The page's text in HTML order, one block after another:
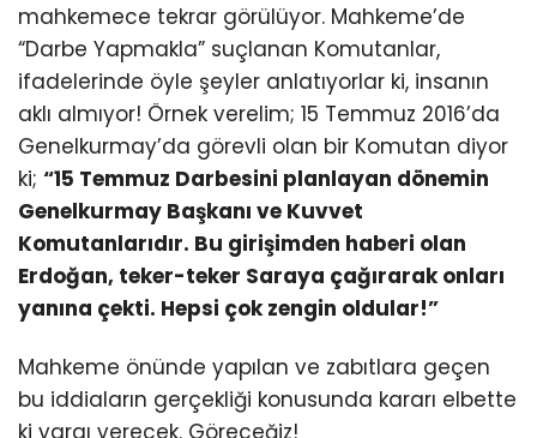
mahkemece tekrar görülüyor. Mahkeme’de
“Darbe Yapmakla” suçlanan Komutanlar,
ifadelerinde öyle şeyler anlatıyorlar ki, insanın
aklı almıyor! Örnek verelim; 15 Temmuz 2016’da
Genelkurmay’da görevli olan bir Komutan diyor
ki; “15 Temmuz Darbesini planlayan dönemin
Genelkurmay Başkanı ve Kuvvet
Komutanlarıdır. Bu girişimden haberi olan
Erdoğan, teker-teker Saraya çağırarak onları
yanına çekti. Hepsi çok zengin oldular!”
Mahkeme önünde yapılan ve zabıtlara geçen
bu iddiaların gerçekliği konusunda kararı elbette
ki yargı verecek. Göreceğiz!